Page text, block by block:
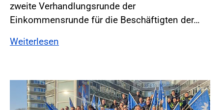
zweite Verhandlungsrunde der
Einkommensrunde für die Beschäftigten der…
Weiterlesen
Foto:Foto: Morgenstern und Zind